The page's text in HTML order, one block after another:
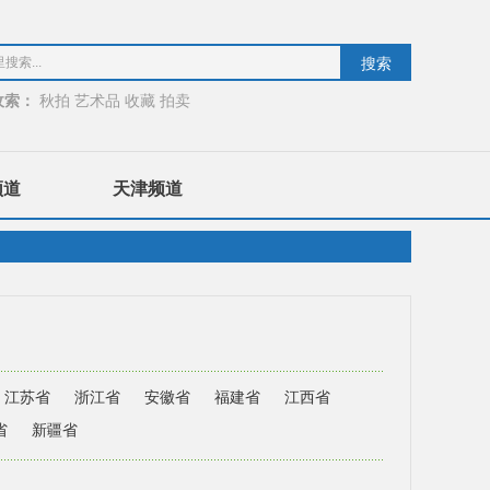
： 秋拍 艺术品 收藏 拍卖
道 天津频道
江苏省 浙江省 安徽省 福建省
江西省
新疆省